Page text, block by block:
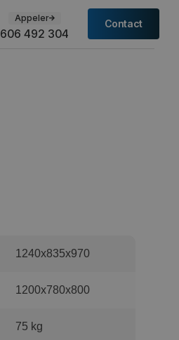
Appeler
606 492 304
Contact
1240x835x970
1200x780x800
75 kg